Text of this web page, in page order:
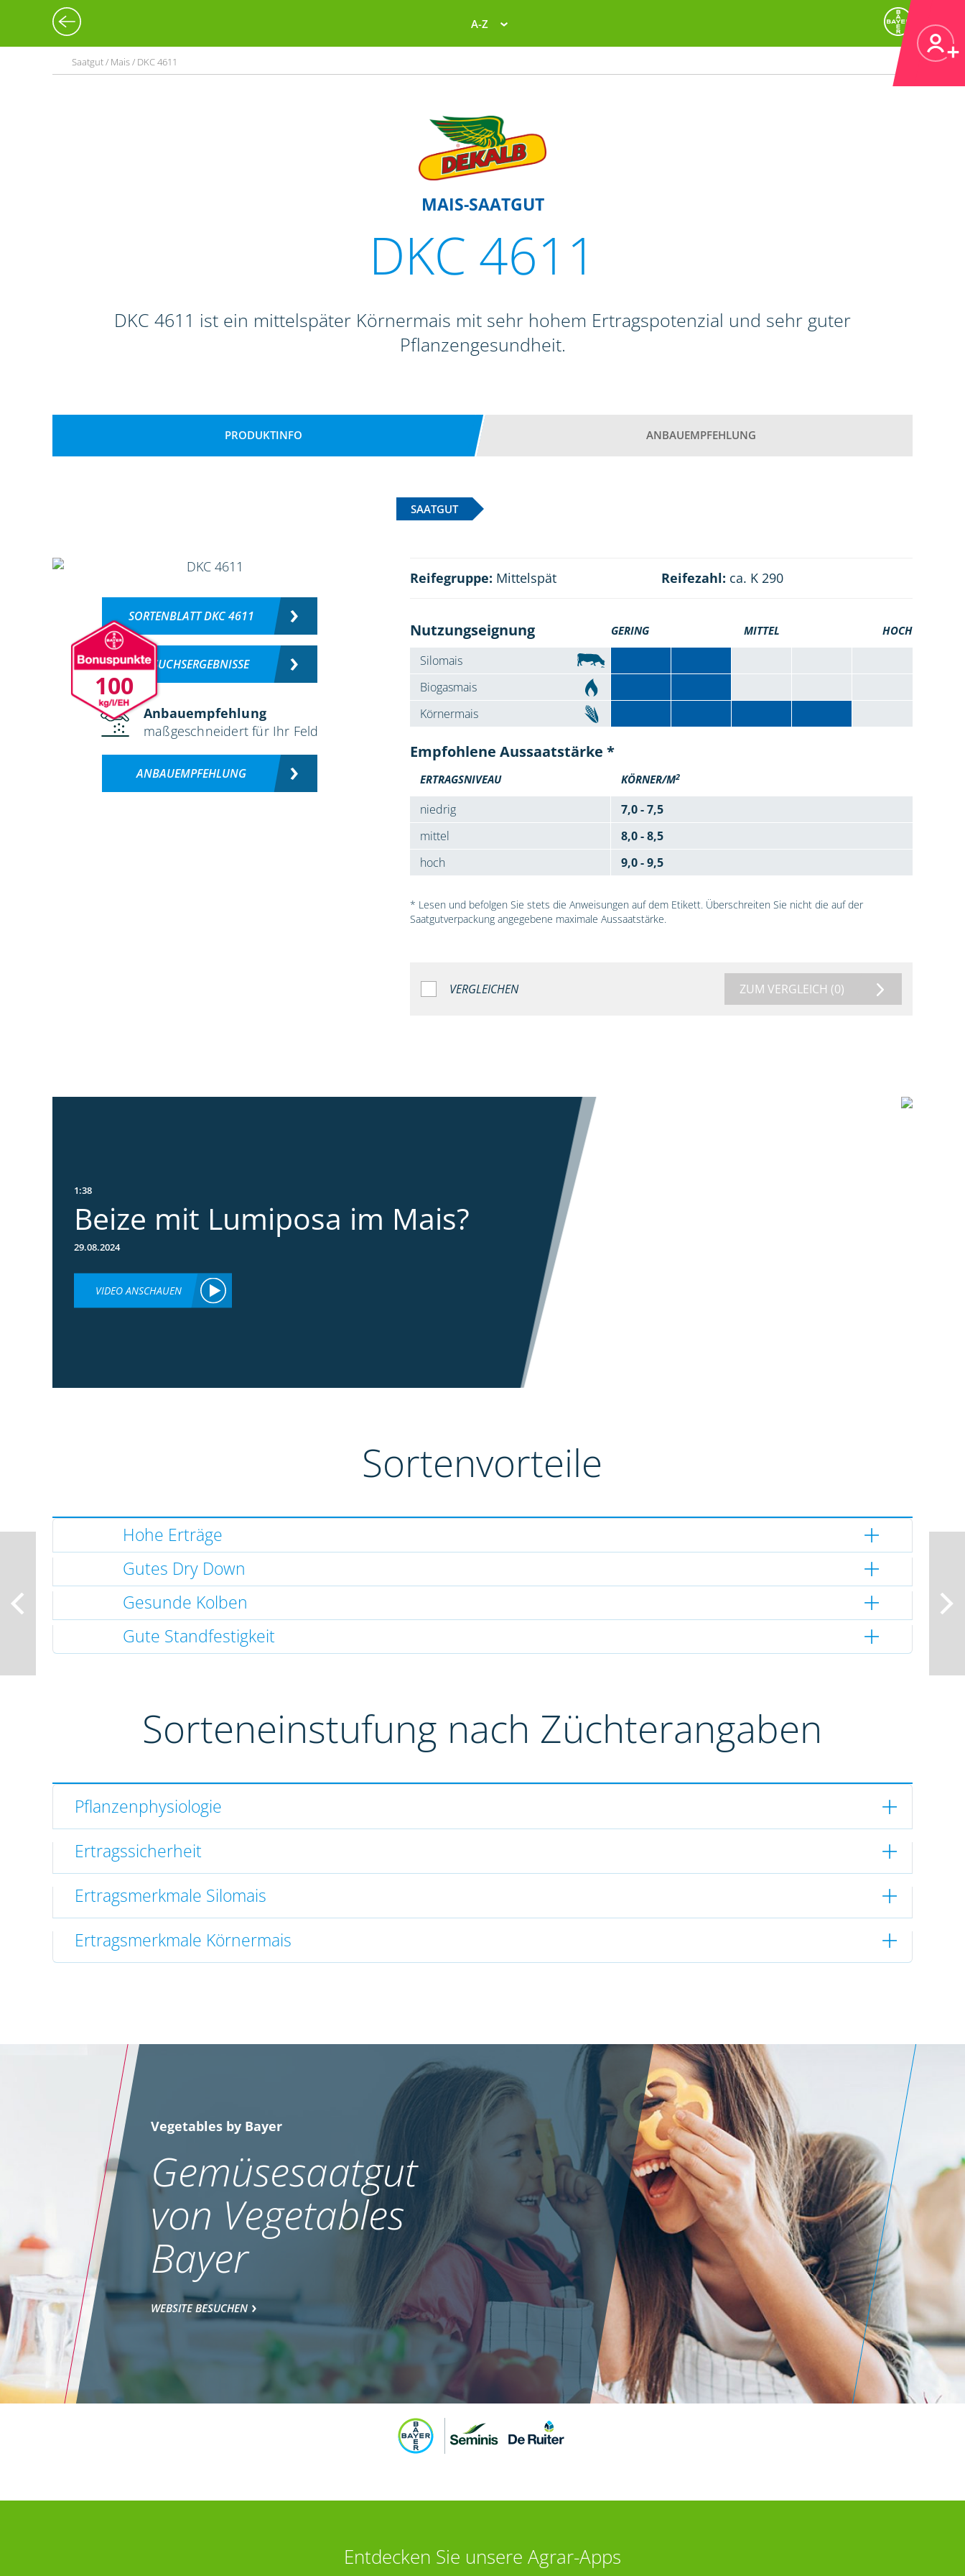
A-Z
Saatgut / Mais / DKC 4611
MAIS-SAATGUT
DKC 4611
DKC 4611 ist ein mittelspäter Körnermais mit sehr hohem Ertragspotenzial und sehr guter
Pflanzengesundheit.
PRODUKTINFO ANBAUEMPFEHLUNG
SAATGUT
100
SORTENBLATT DKC 4611
VERSUCHSERGEBNISSE
Anbauempfehlung
maßgeschneidert für Ihr Feld
ANBAUEMPFEHLUNG
Reifegruppe: Mittelspät Reifezahl: ca. K 290
Nutzungseignung GERING MITTEL HOCH
Silomais
Biogasmais
Körnermais
Empfohlene Aussaatstärke *
ERTRAGSNIVEAU KÖRNER/M2
niedrig
7,0 - 7,5
mittel
8,0 - 8,5
hoch
9,0 - 9,5
* Lesen und befolgen Sie stets die Anweisungen auf dem Etikett. Überschreiten Sie nicht die auf der
Saatgutverpackung angegebene maximale Aussaatstärke.
VERGLEICHEN ZUM VERGLEICH (0)
1:38
Beize mit Lumiposa im Mais?
29.08.2024
VIDEO ANSCHAUEN
Sortenvorteile
Hohe Erträge
Gutes Dry Down
Gesunde Kolben
Gute Standfestigkeit
Sorteneinstufung nach Züchterangaben
Pflanzenphysiologie
Ertragssicherheit
Ertragsmerkmale Silomais
Ertragsmerkmale Körnermais
Vegetables by Bayer
Gemüsesaatgut
von Vegetables
Bayer
WEBSITE BESUCHEN
Entdecken Sie unsere Agrar-Apps